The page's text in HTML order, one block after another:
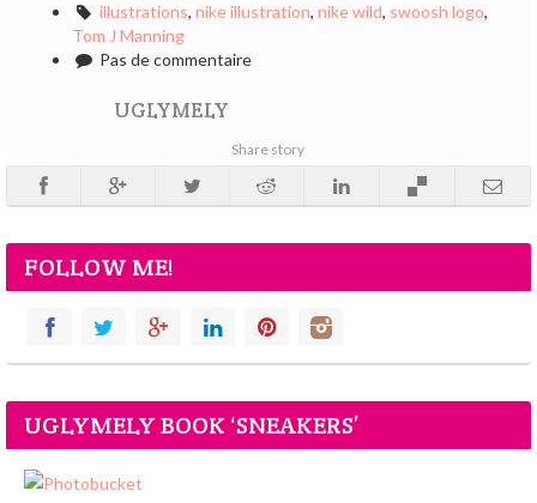
illustrations, nike illustration, nike wild, swoosh logo,
Tom J Manning
Pas de commentaire
UGLYMELY
Share story
FOLLOW ME!
UGLYMELY BOOK ‘SNEAKERS’